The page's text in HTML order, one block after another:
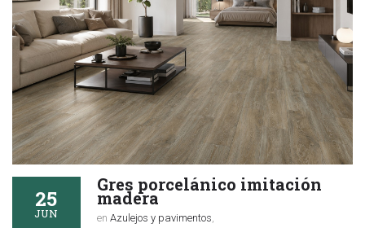
25
JUN
Gres porcelánico imitación
madera
en Azulejos y pavimentos,